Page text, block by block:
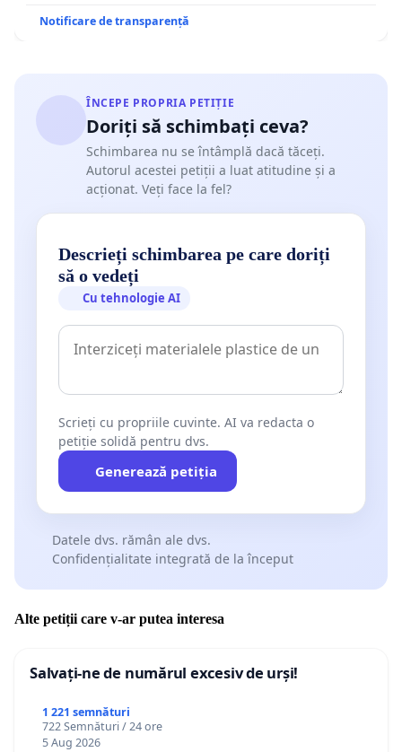
Notificare de transparență
ÎNCEPE PROPRIA PETIȚIE
Doriți să schimbați ceva?
Schimbarea nu se întâmplă dacă tăceți.
Autorul acestei petiții a luat atitudine și a
acționat. Veți face la fel?
Descrieți schimbarea pe care doriți
să o vedeți
Cu tehnologie AI
Scrieți cu propriile cuvinte. AI va redacta o
petiție solidă pentru dvs.
Generează petiția
Datele dvs. rămân ale dvs.
Confidențialitate integrată de la început
Alte petiții care v-ar putea interesa
Salvați-ne de numărul excesiv de urși!
1 221 semnături
722 Semnături / 24 ore
5 Aug 2026